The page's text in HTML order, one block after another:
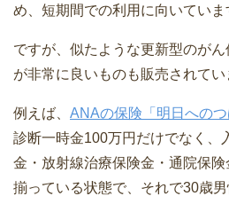
め、短期間での利用に向いていま
ですが、似たような更新型のが
が非常に良いものも販売されてい
例えば、 ANAの保険「明日へのつ
診断一時金100万円だけでなく、
金・放射線治療保険金・通院保
揃っている状態で、それで30歳